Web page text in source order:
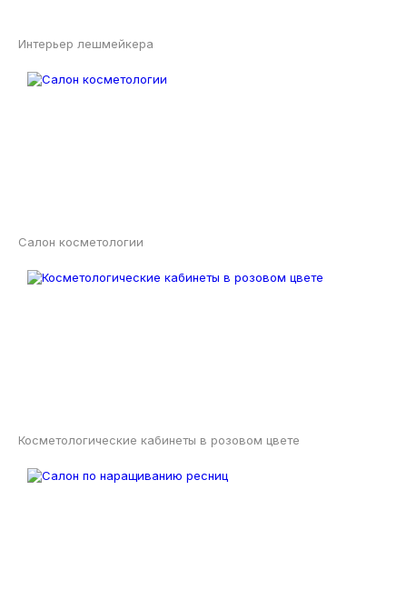
Интерьер лешмейкера
Салон косметологии
Косметологические кабинеты в розовом цвете